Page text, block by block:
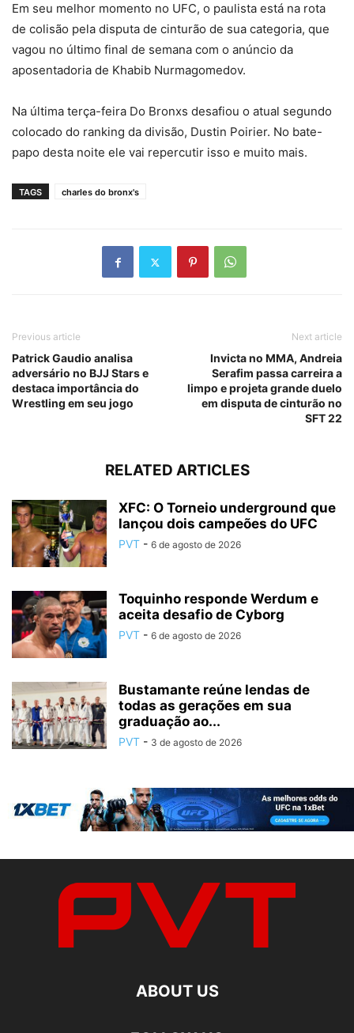
Em seu melhor momento no UFC, o paulista está na rota
de colisão pela disputa de cinturão de sua categoria, que
vagou no último final de semana com o anúncio da
aposentadoria de Khabib Nurmagomedov.
Na última terça-feira Do Bronxs desafiou o atual segundo
colocado do ranking da divisão, Dustin Poirier. No bate-
papo desta noite ele vai repercutir isso e muito mais.
TAGS charles do bronx's
Previous article
Patrick Gaudio analisa
adversário no BJJ Stars e
destaca importância do
Wrestling em seu jogo
Next article
Invicta no MMA, Andreia
Serafim passa carreira a
limpo e projeta grande duelo
em disputa de cinturão no
SFT 22
RELATED ARTICLES
XFC: O Torneio underground que
lançou dois campeões do UFC
PVT - 6 de agosto de 2026
Toquinho responde Werdum e
aceita desafio de Cyborg
PVT - 6 de agosto de 2026
Bustamante reúne lendas de
todas as gerações em sua
graduação ao...
PVT - 3 de agosto de 2026
ABOUT US